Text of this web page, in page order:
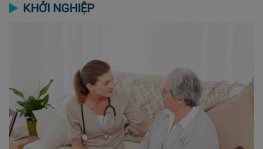
KHỞI NGHIỆP